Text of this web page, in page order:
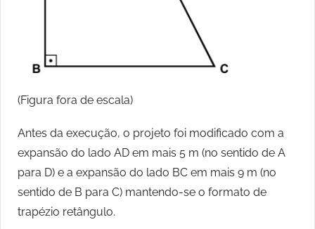
(Figura fora de escala)
Antes da execução, o projeto foi modificado com a
expansão do lado AD em mais 5 m (no sentido de A
para D) e a expansão do lado BC em mais 9 m (no
sentido de B para C) mantendo-se o formato de
trapézio retângulo.